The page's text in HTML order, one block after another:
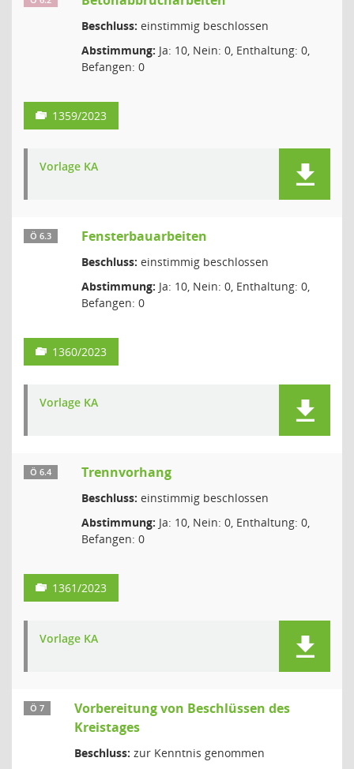
Beschluss: einstimmig beschlossen
Abstimmung: Ja: 10, Nein: 0, Enthaltung: 0,
Befangen: 0
1359/2023
Vorlage KA
Ö 6.3 Fensterbauarbeiten
Beschluss: einstimmig beschlossen
Abstimmung: Ja: 10, Nein: 0, Enthaltung: 0,
Befangen: 0
1360/2023
Vorlage KA
Ö 6.4 Trennvorhang
Beschluss: einstimmig beschlossen
Abstimmung: Ja: 10, Nein: 0, Enthaltung: 0,
Befangen: 0
1361/2023
Vorlage KA
Ö 7
Vorbereitung von Beschlüssen des
Kreistages
Beschluss: zur Kenntnis genommen